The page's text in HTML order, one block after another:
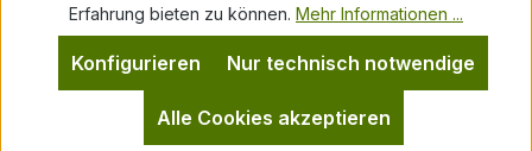
Erfahrung bieten zu können. Mehr Informationen ...
Nur technisch notwendige
Konfigurieren
Alle Cookies akzeptieren